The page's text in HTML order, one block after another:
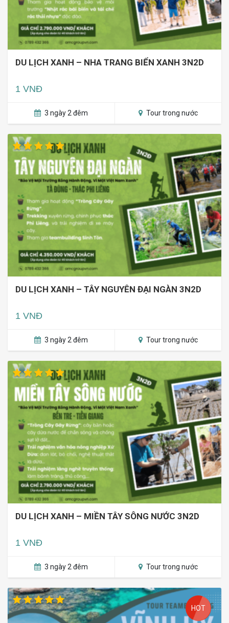
DU LỊCH XANH – NHA TRANG BIỂN XANH 3N2D
1 VNĐ
3 ngày 2 đêm Tour trong nước
DU LỊCH XANH – TÂY NGUYÊN ĐẠI NGÀN 3N2D
1 VNĐ
3 ngày 2 đêm Tour trong nước
DU LỊCH XANH – MIỀN TÂY SÔNG NƯỚC 3N2D
1 VNĐ
3 ngày 2 đêm Tour trong nước
HOT